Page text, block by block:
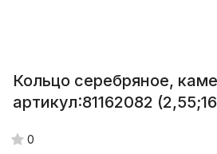
Кольцо серебряное,
артикул:81162082
0